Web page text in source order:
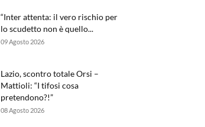
“Inter attenta: il vero rischio per
lo scudetto non è quello...
09 Agosto 2026
Lazio, scontro totale Orsi –
Mattioli: “I tifosi cosa
pretendono?!”
08 Agosto 2026